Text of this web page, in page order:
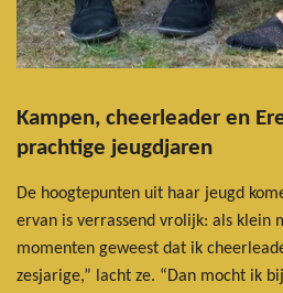
Kampen, cheerleader en
prachtige jeugdjaren
De hoogtepunten uit haar jeugd
ervan is verrassend vrolijk: als klein
momenten geweest dat ik
zesjarige,” lacht ze. “Dan mocht ik